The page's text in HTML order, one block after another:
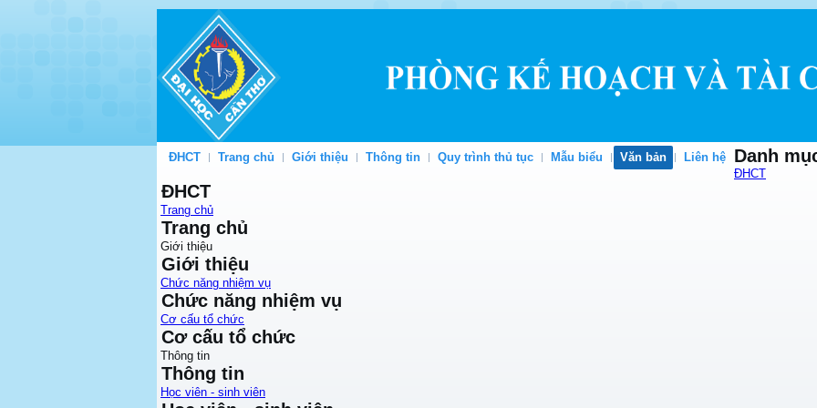
ĐHCT Trang chủ Giới thiệu Thông tin Quy trình thủ tục Mẫu biểu Văn bản Liên hệ Danh
ĐHCT
ĐHCT
Trang chủ
Trang chủ
Giới thiệu
Giới thiệu
Chức năng nhiệm vụ
Chức năng nhiệm vụ
Cơ cấu tổ chức
Cơ cấu tổ chức
Thông tin
Thông tin
Học viên - sinh viên